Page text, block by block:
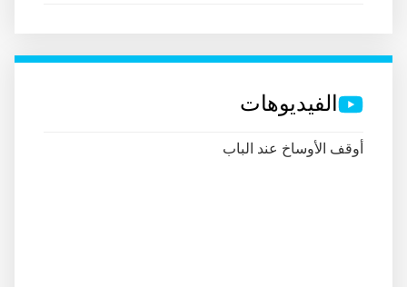
الفيديوهات
أوقف الأوساخ عند الباب